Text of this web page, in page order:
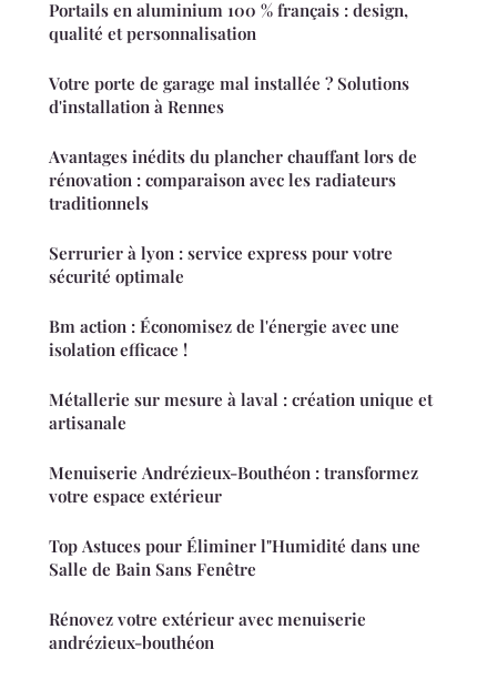
Portails en aluminium 100 % français : design,
qualité et personnalisation
Votre porte de garage mal installée ? Solutions
d'installation à Rennes
Avantages inédits du plancher chauffant lors de
rénovation : comparaison avec les radiateurs
traditionnels
Serrurier à lyon : service express pour votre
sécurité optimale
Bm action : Économisez de l'énergie avec une
isolation efficace !
Métallerie sur mesure à laval : création unique et
artisanale
Menuiserie Andrézieux-Bouthéon : transformez
votre espace extérieur
Top Astuces pour Éliminer l"Humidité dans une
Salle de Bain Sans Fenêtre
Rénovez votre extérieur avec menuiserie
andrézieux-bouthéon